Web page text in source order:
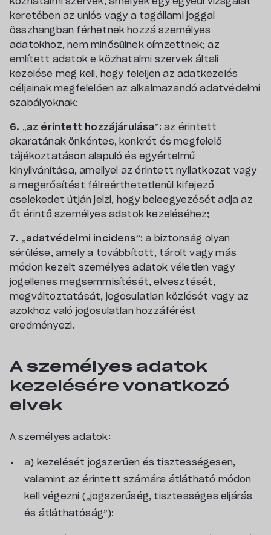
keretében az uniós vagy a tagállami joggal
összhangban férhetnek hozzá személyes
adatokhoz, nem minősülnek címzettnek; az
említett adatok e közhatalmi szervek általi
kezelése meg kell, hogy feleljen az adatkezelés
céljainak megfelelően az alkalmazandó adatvédelmi
szabályoknak;
6. „az érintett hozzájárulása”: az érintett
akaratának önkéntes, konkrét és megfelelő
tájékoztatáson alapuló és egyértelmű
kinyilvánítása, amellyel az érintett nyilatkozat vagy
a megerősítést félreérthetetlenül kifejező
cselekedet útján jelzi, hogy beleegyezését adja az
őt érintő személyes adatok kezeléséhez;
7. „adatvédelmi incidens”: a biztonság olyan
sérülése, amely a továbbított, tárolt vagy más
módon kezelt személyes adatok véletlen vagy
jogellenes megsemmisítését, elvesztését,
megváltoztatását, jogosulatlan közlését vagy az
azokhoz való jogosulatlan hozzáférést
eredményezi.
A személyes adatok
kezelésére vonatkozó
elvek
A személyes adatok:
a) kezelését jogszerűen és tisztességesen,
valamint az érintett számára átlátható módon
kell végezni („jogszerűség, tisztességes eljárás
és átláthatóság”);